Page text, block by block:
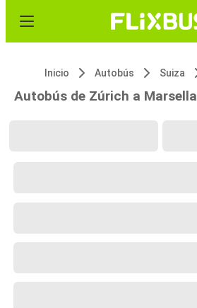
Inicio Autobús Suiza
Autobús de Zúrich a Marsella